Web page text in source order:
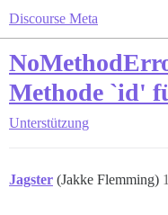
Discourse Meta
NoMethodError
Unterstützung
Jagster (Jakke Flemming) 1